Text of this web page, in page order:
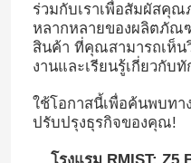
ร่วมกับเราเพื่อสัมผัสคุ
หลากหลายของผลิตภัณ
สินค้า ที่คุณสามารถเห็
งานและเรียนรู้เกี่ยวกับ
ใช้โอกาสนี้เพื่อค้นพบท
ปรับปรุงธุรกิจของคุณ!